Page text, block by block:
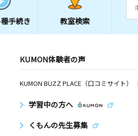
手続き 教室検索
KUMON体験者の声
KUMON BUZZ PLACE（口コミサイト）
学習中の方へ
くもんの先生募集